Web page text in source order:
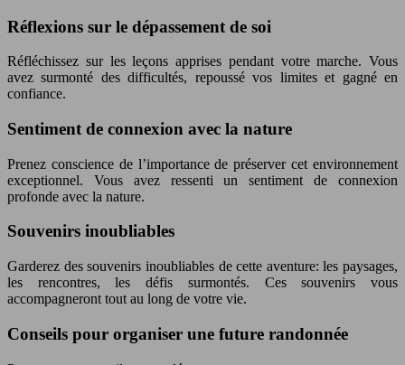
Réflexions sur le dépassement de soi
Réfléchissez sur les leçons apprises pendant votre marche. Vous
avez surmonté des difficultés, repoussé vos limites et gagné en
confiance.
Sentiment de connexion avec la nature
Prenez conscience de l’importance de préserver cet environnement
exceptionnel. Vous avez ressenti un sentiment de connexion
profonde avec la nature.
Souvenirs inoubliables
Garderez des souvenirs inoubliables de cette aventure: les paysages,
les rencontres, les défis surmontés. Ces souvenirs vous
accompagneront tout au long de votre vie.
Conseils pour organiser une future randonnée